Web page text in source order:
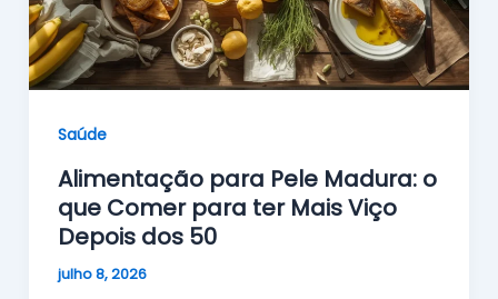
Saúde
Alimentação para Pele Madura: o
que Comer para ter Mais Viço
Depois dos 50
julho 8, 2026